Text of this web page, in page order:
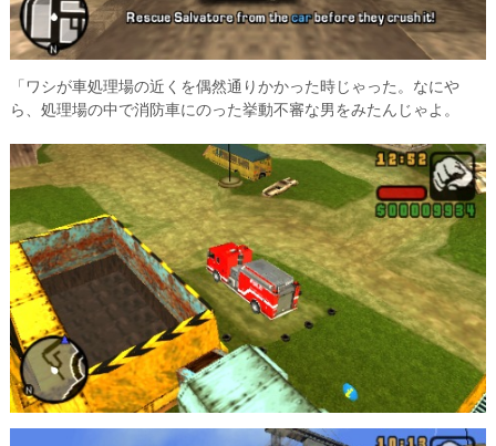
「ワシが車処理場の近くを偶然通りかかった時じゃった。なにや
ら、処理場の中で消防車にのった挙動不審な男をみたんじゃよ。